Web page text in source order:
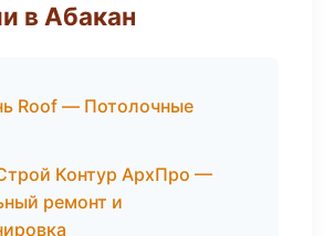
в Абакан
Roof — Потолочные
Контур АрхПро —
ремонт и